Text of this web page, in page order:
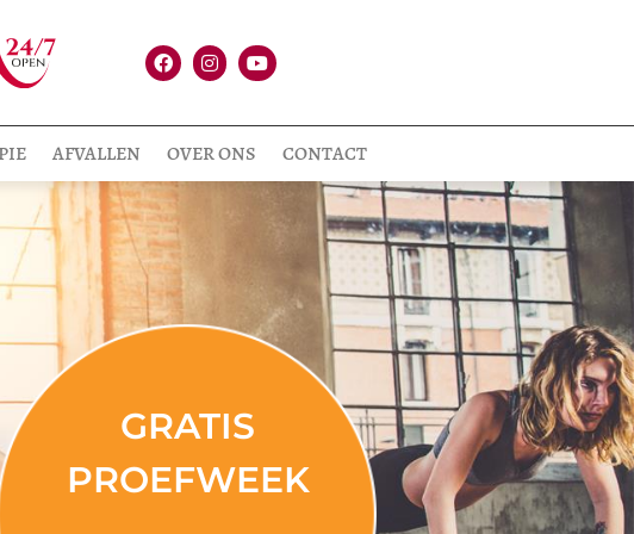
AFVALLEN OVER ONS CONTACT
GRATIS
PROEFWEEK